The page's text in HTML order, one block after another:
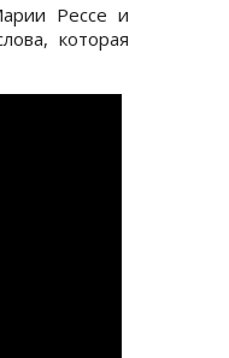
Рессе и
которая